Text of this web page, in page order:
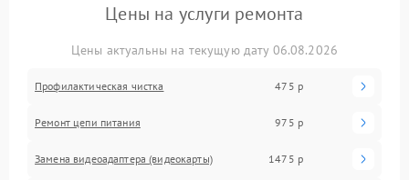
Цены на услуги ремонта
Цены актуальны на текущую дату 06.08.2026
Профилактическая чистка 475 р
Ремонт цепи питания 975 р
Замена видеоадаптера (видеокарты) 1475 р